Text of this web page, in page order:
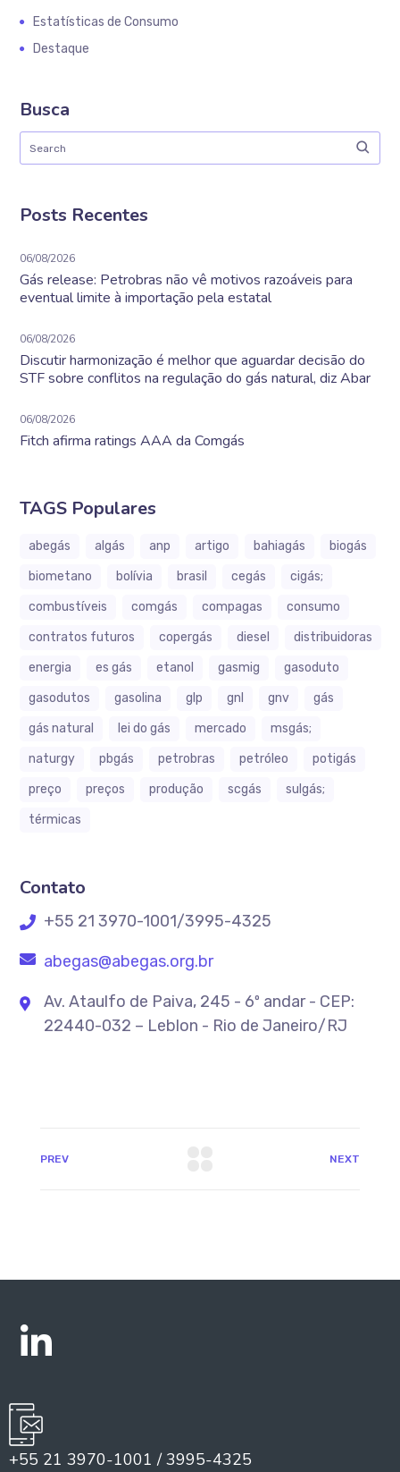
Estatísticas de Consumo
Destaque
Busca
Posts Recentes
06/08/2026
Gás release: Petrobras não vê motivos razoáveis para
eventual limite à importação pela estatal
06/08/2026
Discutir harmonização é melhor que aguardar decisão do
STF sobre conflitos na regulação do gás natural, diz Abar
06/08/2026
Fitch afirma ratings AAA da Comgás
TAGS Populares
abegás algás anp artigo bahiagás
biogás
biometano
bolívia brasil cegás
cigás;
combustíveis
comgás compagas
consumo
contratos futuros
copergás diesel
distribuidoras
energia
es gás etanol gasmig
gasoduto
gasodutos
gasolina glp gnl gnv
gás
gás natural
lei do gás mercado
msgás;
naturgy
pbgás petrobras petróleo
potigás
preço
preços produção scgás
sulgás;
térmicas
Contato
+55 21 3970-1001/3995-4325
abegas@abegas.org.br
Av. Ataulfo de Paiva, 245 - 6º andar - CEP:
22440-032 – Leblon - Rio de Janeiro/RJ
PREV NEXT
+55 21 3970-1001 / 3995-4325